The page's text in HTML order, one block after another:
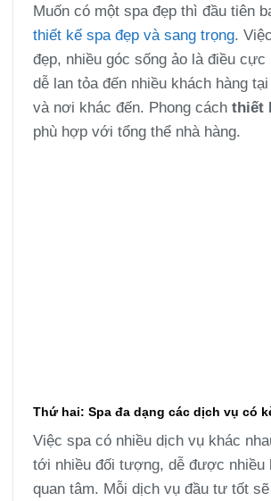
Muốn có một spa đẹp thì đầu tiên
thiết kế spa đẹp và sang trọng.
đẹp, nhiều góc sống ảo là điều
dễ lan tỏa đến nhiều khách hàng
và nơi khác đến. Phong cách thiết
phù hợp với tổng thể nhà hàng.
Thứ hai: Spa đa dạng các dịch vụ có
Việc spa có nhiều dịch vụ khác
tới nhiều đối tượng, dễ được nhiều
quan tâm. Mỗi dịch vụ đầu tư tốt